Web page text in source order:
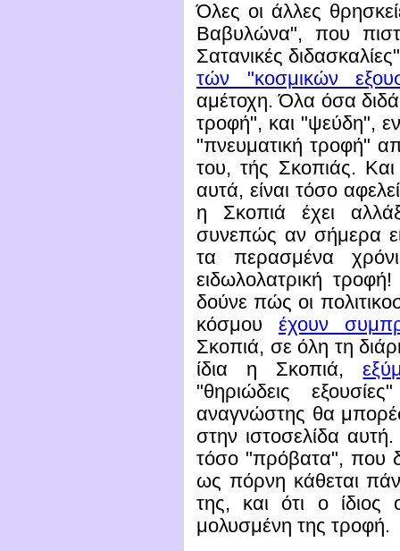
Όλες οι άλλες
Βαβυλώνα", που
Σατανικές
τών "κοσμικών
αμέτοχη. Όλα όσα
τροφή", και "ψεύδη",
"πνευματική τροφή"
του, τής Σκοπιάς.
αυτά, είναι τόσο
η Σκοπιά έχει
συνεπώς αν σήμερα
τα περασμένα
ειδωλολατρική
δούνε πώς οι
κόσμου έχουν
Σκοπιά, σε όλη τη
ίδια η Σκοπιά,
"θηριώδεις
αναγνώστης θα
στην ιστοσελίδα
τόσο "πρόβατα", που
ως πόρνη κάθεται
της, και ότι ο
μολυσμένη της τροφή.